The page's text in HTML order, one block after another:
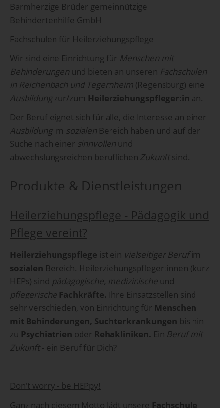
Barmherzige Brüder gemeinnützige
Behindertenhilfe GmbH
Fachschulen für Heilerziehungspflege
Wir sind eine Einrichtung für Menschen mit
Behinderungen und bieten an unseren Fachschulen
in Reichenbach und Tegernheim (Regensburg) eine
Ausbildungzur/zum Heilerziehungspfleger:in an.
Der Beruf eignet sich für alle, die Interesse an einer
Ausbildungim sozialen Bereich haben und auf der
Suche nach einer sinnvollen und
abwechslungsreichen beruflichen Zukunftsind.
Produkte & Dienstleistungen
Heilerziehungspflege - Pädagogik und
Pflege vereint?
Heilerziehungspflege ist ein vielseitiger Berufim
sozialen Bereich. Heilerziehungspfleger:innen (kurz
HEPs) sind pädagogische, medizinische und
pflegerische Fachkräfte. Ihre Einsatzstellen sind
sehr verschieden, von Einrichtung für Menschen
mit Behinderungen, Suchterkrankungen bis hin
zu Psychiatrien oder Rehakliniken. Ein Beruf mit
Zukunft- ein Beruf für Dich?
Don't worry - be HEPpy!
Ganz nach diesem Motto lädt unsere Fachschule